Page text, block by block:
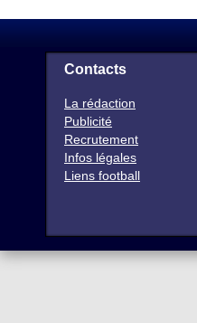
Contacts
La rédaction
Publicité
Recrutement
Infos légales
Liens football